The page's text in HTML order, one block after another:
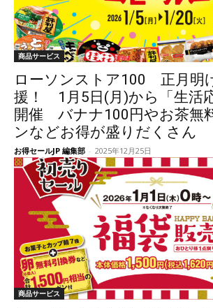
商品サービス
ローソンストア100 正月明
援！ 1月5日(月)から「生活
開催 バナナ100円やお茶無
ンなどお得が盛りだくさん
お得セールJP 編集部 - 2025年12月25日
商品サービス